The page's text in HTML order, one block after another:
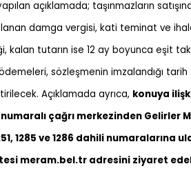
açıklamada; taşınmazların
damga vergisi, kati teminat ve
tutarın ise 12 ay boyunca eşit
sözleşmenin imzalandığı tarih
Açıklamada ayrıca, konuya
çağrı merkezinden Gelirler
1285 ve 1286 dahili numaralarına
meram.bel.tr adresini ziyaret